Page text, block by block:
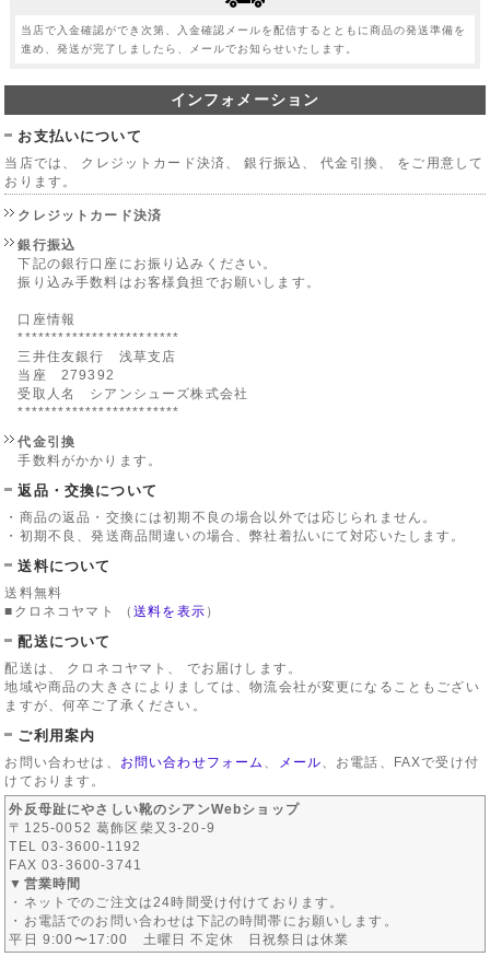
当店で入金確認ができ次第、入金確認メールを配信するとともに商品の発送準備を
進め、発送が完了しましたら、メールでお知らせいたします。
インフォメーション
お支払いについて
当店では、 クレジットカード決済、 銀行振込、 代金引換、 をご用意して
おります。
クレジットカード決済
銀行振込
下記の銀行口座にお振り込みください。
振り込み手数料はお客様負担でお願いします。
口座情報
************************
三井住友銀行 浅草支店
当座 279392
受取人名 シアンシューズ株式会社
************************
代金引換
手数料がかかります。
返品・交換について
・商品の返品・交換には初期不良の場合以外では応じられません。
・初期不良、発送商品間違いの場合、弊社着払いにて対応いたします。
送料について
送料無料
■クロネコヤマト
（送料を表示 ）
配送について
配送は、 クロネコヤマト、 でお届けします。
地域や商品の大きさによりましては、物流会社が変更になることもござい
ますが、何卒ご了承ください。
ご利用案内
お問い合わせは、 お問い合わせフォーム メール 、お電話、FAXで受け付
けております。
外反母趾にやさしい靴のシアンWebショップ
〒125-0052 葛飾区柴又3-20-9
TEL 03-3600-1192
FAX 03-3600-3741
▼営業時間
・ネットでのご注文は24時間受け付けております。
・お電話でのお問い合わせは下記の時間帯にお願いします。
平日 9:00〜17:00 土曜日 不定休 日祝祭日は休業